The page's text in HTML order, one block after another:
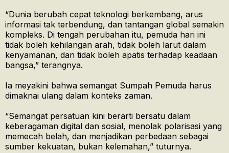
“Dunia berubah cepat teknologi berkembang, arus
informasi tak terbendung, dan tantangan global semakin
kompleks. Di tengah perubahan itu, pemuda hari ini
tidak boleh kehilangan arah, tidak boleh larut dalam
kenyamanan, dan tidak boleh apatis terhadap keadaan
bangsa,” terangnya.
Ia meyakini bahwa semangat Sumpah Pemuda harus
dimaknai ulang dalam konteks zaman.
“Semangat persatuan kini berarti bersatu dalam
keberagaman digital dan sosial, menolak polarisasi yang
memecah belah, dan menjadikan perbedaan sebagai
sumber kekuatan, bukan kelemahan,” tuturnya.